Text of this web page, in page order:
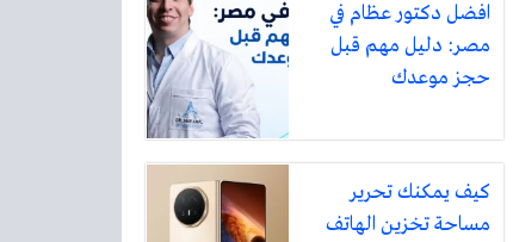
افضل دكتور عظام في
مصر: دليل مهم قبل
حجز موعدك
كيف يمكنك تحرير
مساحة تخزين الهاتف